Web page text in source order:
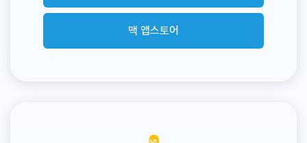
맥 앱스토어